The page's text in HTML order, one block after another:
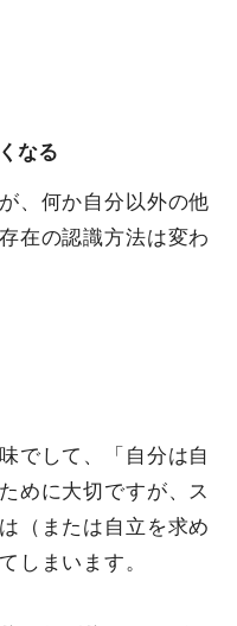
なる
、何か自分以外の他
在の認識方法は変わ
でして、「自分は自
めに大切ですが、ス
（または自立を求め
しまいます。